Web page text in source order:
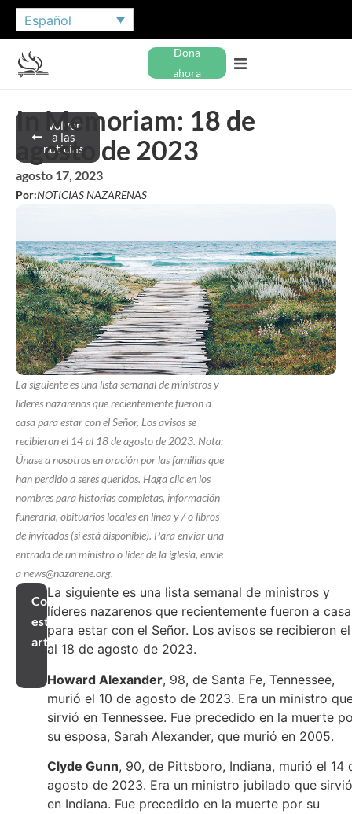
Español
Dona
ahora
Volver
a las
noticias
In Memoriam: 18 de
agosto de 2023
agosto 17, 2023
Por:NOTICIAS NAZARENAS
La siguiente es una lista semanal de ministros y
líderes nazarenos que recientemente fueron a
casa para estar con el Señor. Los avisos se
recibieron el 14 al 18 de agosto de 2023. Nota:
Únase a nosotros en oración por las familias que
han perdido a seres queridos. Haga clic en los
nombres para historias completas, información
funeraria, obituarios locales en línea y / o libros
de invitados (si está disponible). Para enviar una
entrada de un ministro o líder de la iglesia, envíe
a news@nazarene.org.
Compartir
este
artículo
La siguiente es una lista semanal de ministros y
líderes nazarenos que recientemente fueron a casa
para estar con el Señor. Los avisos se recibieron
al 18 de agosto de 2023.
Howard Alexander, 98, de Santa Fe, Tennessee,
murió el 10 de agosto de 2023. Era un ministro
sirvió en Tennessee. Fue precedido en la muerte
su esposa, Sarah Alexander, que murió en 2005.
Clyde Gunn, 90, de Pittsboro, Indiana, murió el 14
agosto de 2023. Era un ministro jubilado que sirvió
en Indiana. Fue precedido en la muerte por su